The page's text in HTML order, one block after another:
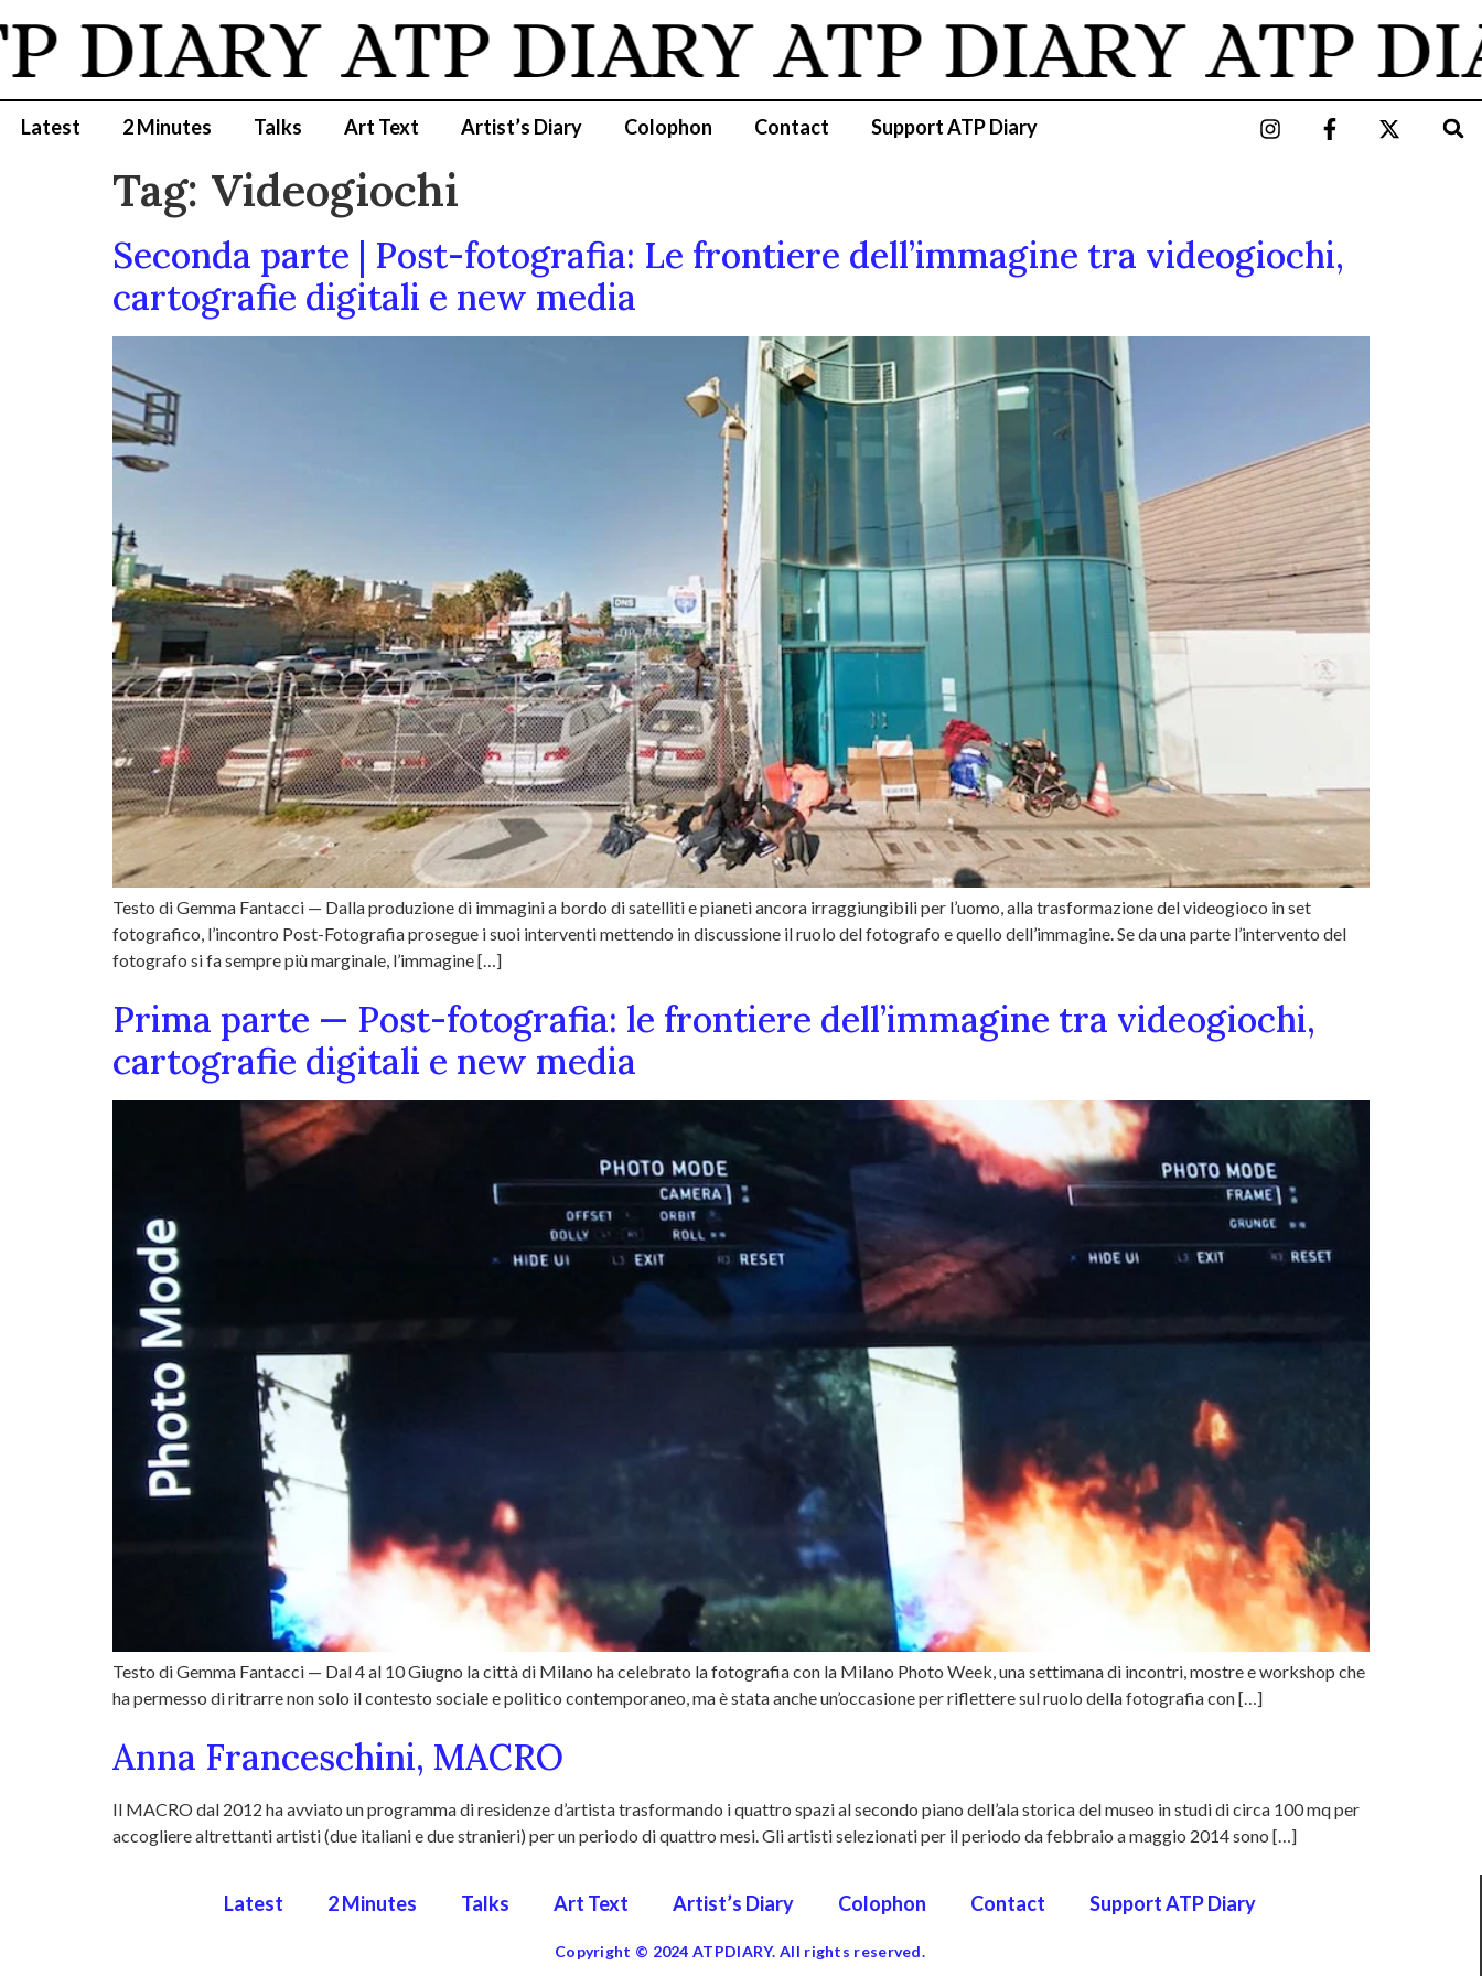
DIARY ATP DIARY ATP DIARY ATP
Latest 2 Minutes Talks Art Text Artist’s Diary Colophon Contact Support ATP Diary
Tag: Videogiochi
Seconda parte | Post-fotografia: Le frontiere dell’immagine tra videogiochi,
cartografie digitali e new media
Testo di Gemma Fantacci — Dalla produzione di immagini a bordo di satelliti e pianeti ancora irraggiungibili per l’uomo, alla trasformazione del videogioco in set
fotografico, l’incontro Post-Fotografia prosegue i suoi interventi mettendo in discussione il ruolo del fotografo e quello dell’immagine. Se da una parte l’intervento del
fotografo si fa sempre più marginale, l’immagine […]
Prima parte — Post-fotografia: le frontiere dell’immagine tra videogiochi,
cartografie digitali e new media
Testo di Gemma Fantacci — Dal 4 al 10 Giugno la città di Milano ha celebrato la fotografia con la Milano Photo Week, una settimana di incontri, mostre e workshop che
ha permesso di ritrarre non solo il contesto sociale e politico contemporaneo, ma è stata anche un’occasione per riflettere sul ruolo della fotografia con […]
Anna Franceschini, MACRO
Il MACRO dal 2012 ha avviato un programma di residenze d’artista trasformando i quattro spazi al secondo piano dell’ala storica del museo in studi di circa 100 mq per
accogliere altrettanti artisti (due italiani e due stranieri) per un periodo di quattro mesi. Gli artisti selezionati per il periodo da febbraio a maggio 2014 sono […]
Latest 2 Minutes Talks Art Text Artist’s Diary Colophon Contact Support ATP Diary
Copyright © 2024 ATPDIARY. All rights reserved.